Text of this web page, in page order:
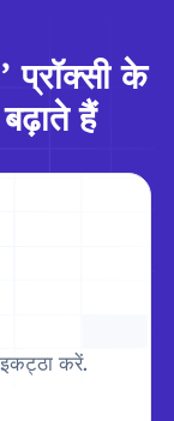
प्रॉक्सी के
हैं
करें.